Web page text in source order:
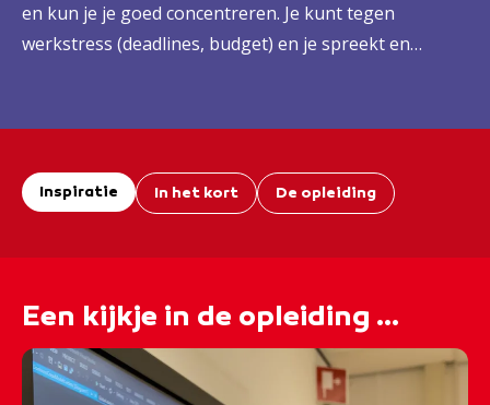
en kun je je goed concentreren. Je kunt tegen
werkstress (deadlines, budget) en je spreekt en
Inspiratie In het kort De opleiding
Een kijkje in de opleiding ...